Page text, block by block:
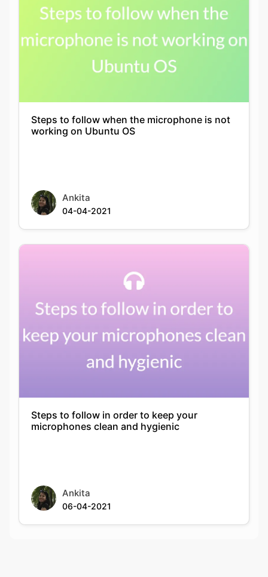
Steps to follow when the microphone is not
working on Ubuntu OS
Ankita
04-04-2021
Steps to follow in order to keep your
microphones clean and hygienic
Ankita
06-04-2021